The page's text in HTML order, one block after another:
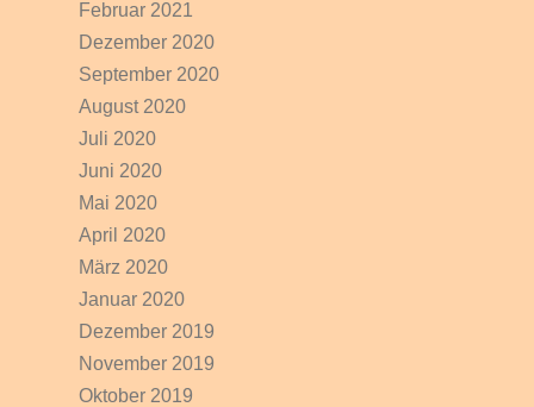
Februar 2021
Dezember 2020
September 2020
August 2020
Juli 2020
Juni 2020
Mai 2020
April 2020
März 2020
Januar 2020
Dezember 2019
November 2019
Oktober 2019